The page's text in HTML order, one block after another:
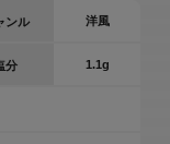
ンル 洋風
分 1.1g